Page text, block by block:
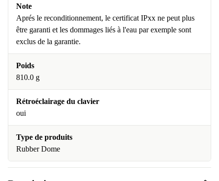
Note
Aprés le reconditionnement, le certificat IPxx ne peut plus
être garanti et les dommages liés à l'eau par exemple sont
exclus de la garantie.
Poids
810.0 g
Rétroéclairage du clavier
oui
Type de produits
Rubber Dome